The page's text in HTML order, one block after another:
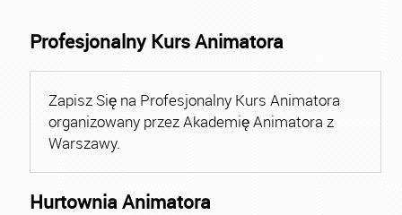
Profesjonalny Kurs Animatora
Zapisz Się na Profesjonalny Kurs Animatora
organizowany przez Akademię Animatora z
Warszawy.
Hurtownia Animatora